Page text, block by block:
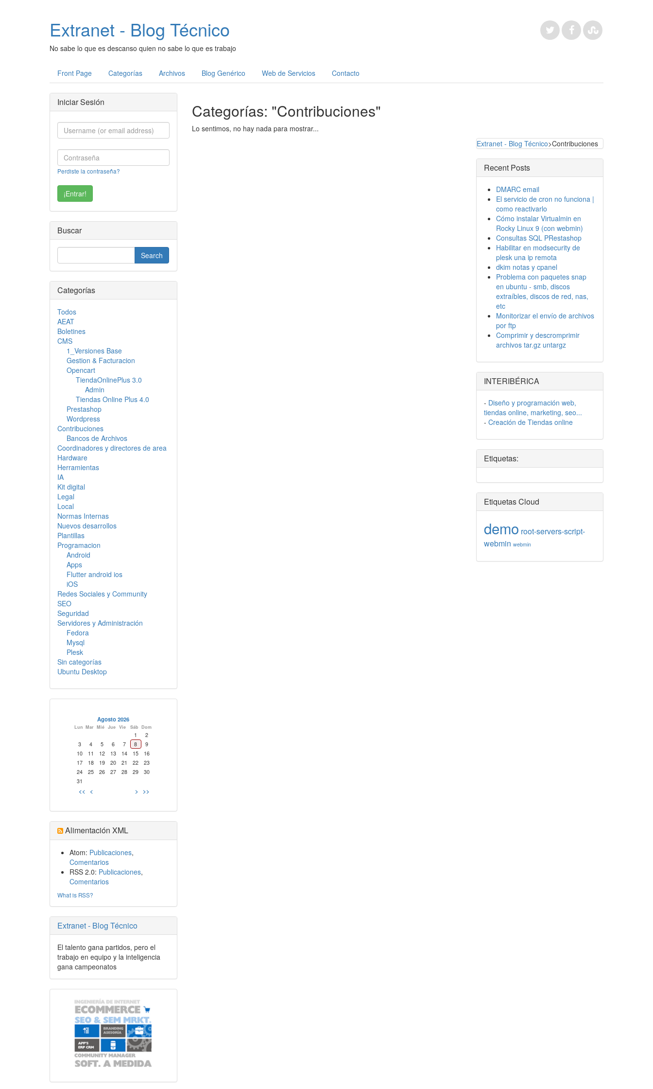
Extranet - Blog Técnico
No sabe lo que es descanso quien no sabe lo que es trabajo
Front Page Categorías Archivos Blog Genérico Web de Servicios Contacto
Categorías: "Contribuciones"
Lo sentimos, no hay nada para mostrar...
Iniciar Sesión
Perdiste la contraseña?
Buscar
Categorías
Todos
AEAT
Boletines
CMS
1_Versiones Base
Gestion & Facturacion
Opencart
TiendaOnlinePlus 3.0
Admin
Tiendas Online Plus 4.0
Prestashop
Wordpress
Contribuciones
Bancos de Archivos
Coordinadores y directores de area
Hardware
Herramientas
IA
Kit digital
Legal
Local
Normas Internas
Nuevos desarrollos
Plantillas
Programacion
Android
Apps
Flutter android ios
iOS
Redes Sociales y Community
SEO
Seguridad
Servidores y Administración
Fedora
Mysql
Plesk
Sin categorías
Ubuntu Desktop
Agosto 2026
Lun Mar Mié Jue Vie Sáb Dom
1
2
3
4 5 6 7 8
9
10
11 12 13 14 15
16
17
18 19 20 21 22
23
24
25 26 27 28 29
30
31
<< < > >>
Alimentación XML
Atom: Publicaciones,
Comentarios
RSS 2.0: Publicaciones,
Comentarios
What is RSS?
Extranet - Blog Técnico
El talento gana partidos, pero el
trabajo en equipo y la inteligencia
gana campeonatos
Extranet - Blog Técnico>Contribuciones
Recent Posts
DMARC email
El servicio de cron no funciona |
como reactivarlo
Cómo instalar Virtualmin en
Rocky Linux 9 (con webmin)
Consultas SQL PRestashop
Habilitar en modsecurity de
plesk una ip remota
dkim notas y cpanel
Problema con paquetes snap
en ubuntu - smb, discos
extraíbles, discos de red, nas,
etc
Monitorizar el envío de archivos
por ftp
Comprimir y descromprimir
archivos tar.gz untargz
INTERIBÉRICA
- Diseño y programación web,
tiendas online, marketing, seo...
- Creación de Tiendas online
Etiquetas:
Etiquetas Cloud
demo root-servers-script-
webmin webmin